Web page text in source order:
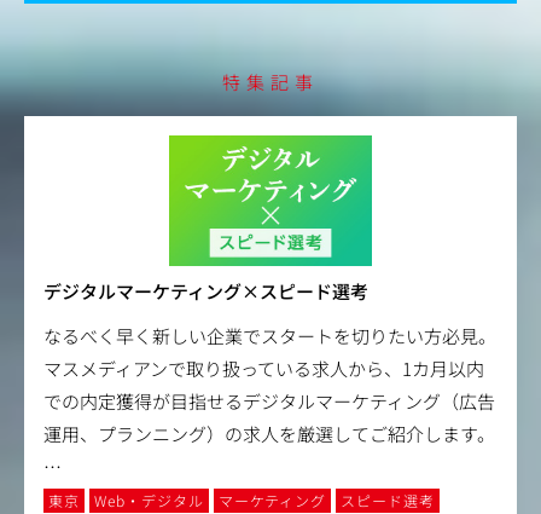
特集記事
デジタルマーケティング×スピード選考
なるべく早く新しい企業でスタートを切りたい方必見。
マスメディアンで取り扱っている求人から、1カ月以内
での内定獲得が目指せるデジタルマーケティング（広告
運用、プランニング）の求人を厳選してご紹介します。
…
東京 Web・デジタル マーケティング スピード選考